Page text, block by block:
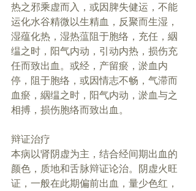
热之邪乘虚而入，或因脾失健运，不能
运化水谷精微以生精血，反聚而生湿，
湿蕴化热，湿热蕰阻于胞络，充任，絪
缊之时，阳气内动，引动内热，损伤充
任而致出血。或经，产留瘀，淤血内
停，阻于胞络，或因情志不畅，气滞而
血瘀，絪缊之时，阳气内动，淤血与之
相搏，损伤胞络而致出血。
辩证治疗
本病以肾阴虚为主，结合经间期出血的
颜色，质地和舌脉辩证论治。阴虚火旺
证，一般在此期偏前出血，量少色红，